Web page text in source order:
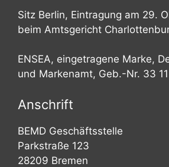
Sitz Berlin, Eintragung am 29.
beim Amtsgericht
ENSEA, eingetragene Marke,
und Markenamt, Geb.-Nr. 33
Anschrift
BEMD Geschäftsstelle
Parkstraße 123
28209 Bremen